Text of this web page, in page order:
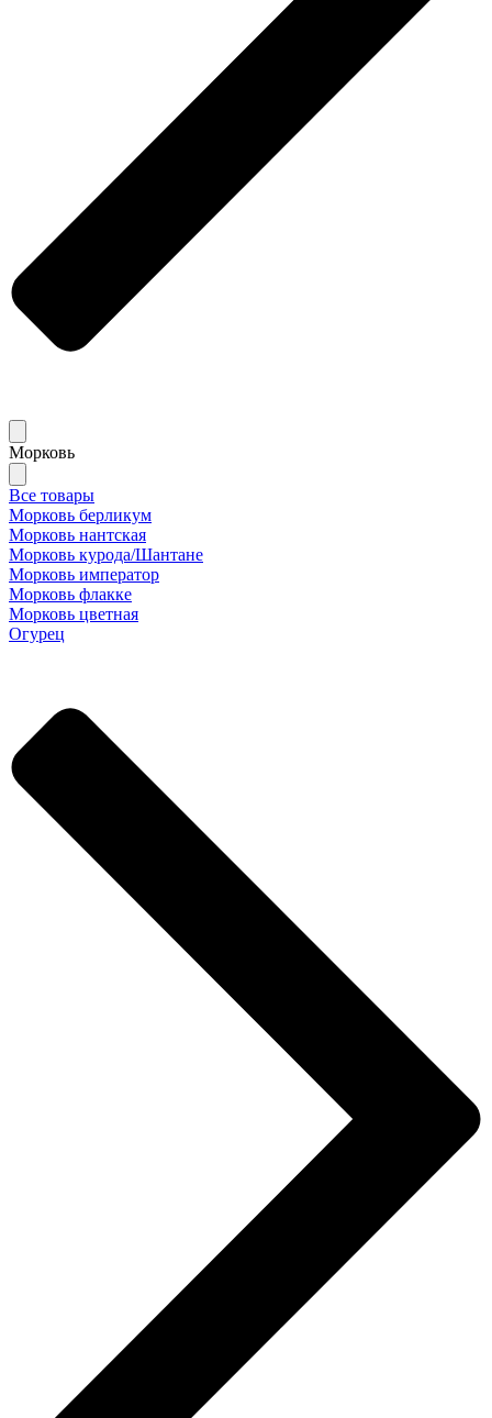
Морковь
Все товары
Морковь берликум
Морковь нантская
Морковь курода/Шантане
Морковь император
Морковь флакке
Морковь цветная
Огурец